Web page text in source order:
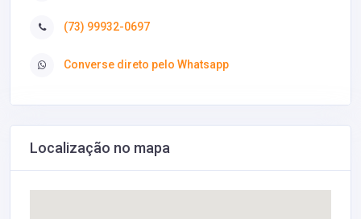
(73) 99932-0697
Converse direto pelo Whatsapp
Localização no mapa